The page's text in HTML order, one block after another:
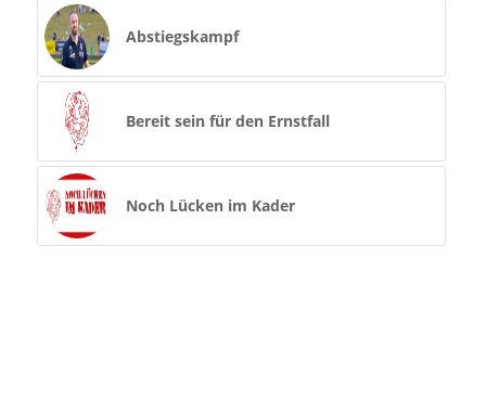
Abstiegskampf
Bereit sein für den Ernstfall
Noch Lücken im Kader